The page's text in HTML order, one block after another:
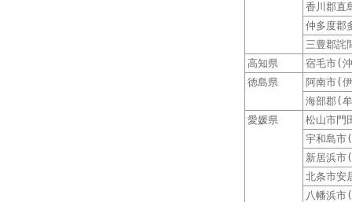
香川郡直
仲多度郡
三豊郡詫
高知県
宿毛市(
徳島県
阿南市(
海部郡(
愛媛県
松山市門
宇和島市
新居浜市
北条市安
八幡浜市